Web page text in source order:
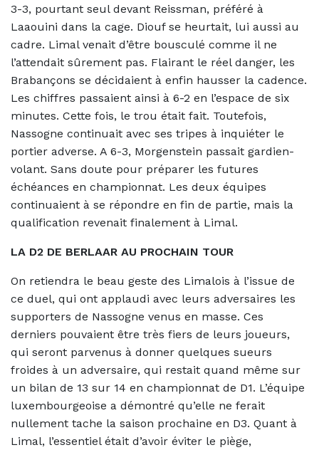
3-3, pourtant seul devant Reissman, préféré à
Laaouini dans la cage. Diouf se heurtait, lui aussi au
cadre. Limal venait d’être bousculé comme il ne
l’attendait sûrement pas. Flairant le réel danger, les
Brabançons se décidaient à enfin hausser la cadence.
Les chiffres passaient ainsi à 6-2 en l’espace de six
minutes. Cette fois, le trou était fait. Toutefois,
Nassogne continuait avec ses tripes à inquiéter le
portier adverse. A 6-3, Morgenstein passait gardien-
volant. Sans doute pour préparer les futures
échéances en championnat. Les deux équipes
continuaient à se répondre en fin de partie, mais la
qualification revenait finalement à Limal.
LA D2 DE BERLAAR AU PROCHAIN TOUR
On retiendra le beau geste des Limalois à l’issue de
ce duel, qui ont applaudi avec leurs adversaires les
supporters de Nassogne venus en masse. Ces
derniers pouvaient être très fiers de leurs joueurs,
qui seront parvenus à donner quelques sueurs
froides à un adversaire, qui restait quand même sur
un bilan de 13 sur 14 en championnat de D1. L’équipe
luxembourgeoise a démontré qu’elle ne ferait
nullement tache la saison prochaine en D3. Quant à
Limal, l’essentiel était d’avoir éviter le piège,